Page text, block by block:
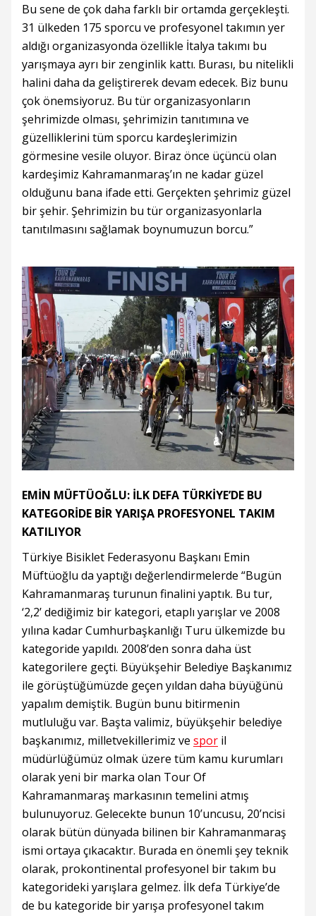
Bu sene de çok daha farklı bir ortamda gerçekleşti.
31 ülkeden 175 sporcu ve profesyonel takımın yer
aldığı organizasyonda özellikle İtalya takımı bu
yarışmaya ayrı bir zenginlik kattı. Burası, bu nitelikli
halini daha da geliştirerek devam edecek. Biz bunu
çok önemsiyoruz. Bu tür organizasyonların
şehrimizde olması, şehrimizin tanıtımına ve
güzelliklerini tüm sporcu kardeşlerimizin
görmesine vesile oluyor. Biraz önce üçüncü olan
kardeşimiz Kahramanmaraş’ın ne kadar güzel
olduğunu bana ifade etti. Gerçekten şehrimiz güzel
bir şehir. Şehrimizin bu tür organizasyonlarla
tanıtılmasını sağlamak boynumuzun borcu.”
EMİN MÜFTÜOĞLU: İLK DEFA TÜRKİYE’DE BU
KATEGORİDE BİR YARIŞA PROFESYONEL TAKIM
KATILIYOR
Türkiye Bisiklet Federasyonu Başkanı Emin
Müftüoğlu da yaptığı değerlendirmelerde “Bugün
Kahramanmaraş turunun finalini yaptık. Bu tur,
‘2,2’ dediğimiz bir kategori, etaplı yarışlar ve 2008
yılına kadar Cumhurbaşkanlığı Turu ülkemizde bu
kategoride yapıldı. 2008’den sonra daha üst
kategorilere geçti. Büyükşehir Belediye Başkanımız
ile görüştüğümüzde geçen yıldan daha büyüğünü
yapalım demiştik. Bugün bunu bitirmenin
mutluluğu var. Başta valimiz, büyükşehir belediye
başkanımız, milletvekillerimiz ve spor il
müdürlüğümüz olmak üzere tüm kamu kurumları
olarak yeni bir marka olan Tour Of
Kahramanmaraş markasının temelini atmış
bulunuyoruz. Gelecekte bunun 10’uncusu, 20’ncisi
olarak bütün dünyada bilinen bir Kahramanmaraş
ismi ortaya çıkacaktır. Burada en önemli şey teknik
olarak, prokontinental profesyonel bir takım bu
kategorideki yarışlara gelmez. İlk defa Türkiye’de
de bu kategoride bir yarışa profesyonel takım